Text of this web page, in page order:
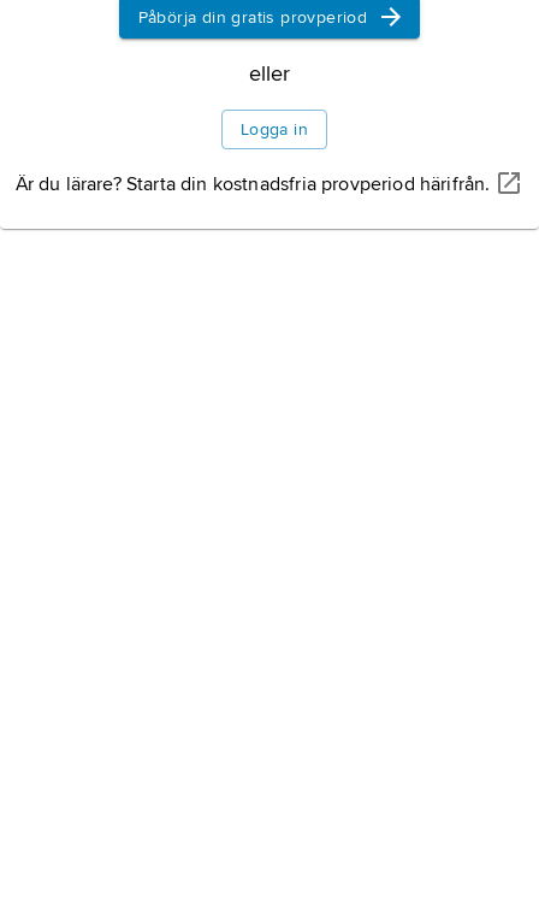
Påbörja din gratis provperiod
eller
Logga in
Är du lärare? Starta din kostnadsfria provperiod härifrån.